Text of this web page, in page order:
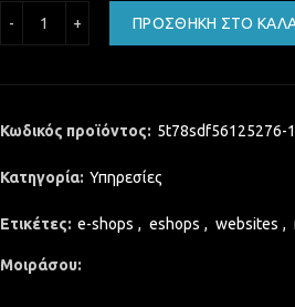
ΠΡΟΣΘΉΚΗ ΣΤΟ
Κωδικός προϊόντος: 5t78sdf56125276-
Κατηγορία: Υπηρεσίες
Ετικέτες: e-shops , eshops , websites ,
Μοιράσου